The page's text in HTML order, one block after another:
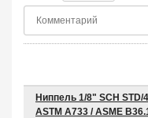
Ниппель 1/8" SCH
ASTM A733 / ASME